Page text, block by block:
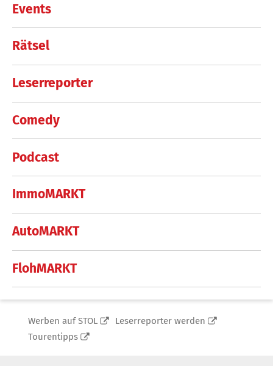
Events
Rätsel
Leserreporter
Comedy
Podcast
ImmoMARKT
AutoMARKT
FlohMARKT
Werben auf STOL
Leserreporter werden
Tourentipps